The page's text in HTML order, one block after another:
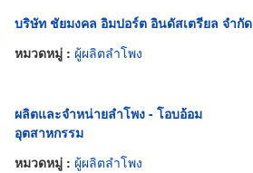
บริษัท ชัยมงคล อิมปอร์ต อินดัสเตรียล จำกัด
หมวดหมู่ : ผู้ผลิตลำโพง
ผลิตและจำหน่ายลำโพง - โอบอ้อม
อุตสาหกรรม
หมวดหมู่ : ผู้ผลิตลำโพง